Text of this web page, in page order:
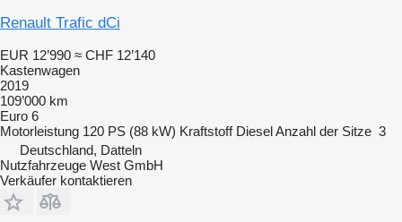
Renault Trafic dCi
EUR 12’990 ≈ CHF 12’140
Kastenwagen
2019
109’000 km
Euro 6
Motorleistung 120 PS (88 kW) Kraftstoff DieselAnzahl der Sitze 3
Deutschland, Datteln
Nutzfahrzeuge West GmbH
Verkäufer kontaktieren